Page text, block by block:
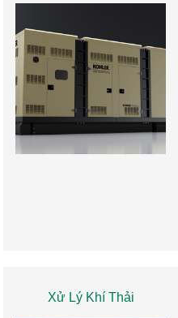
Xử Lý Khí Thải